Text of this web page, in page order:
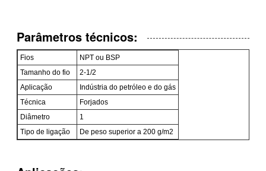
Parâmetros técnicos:
Fios
NPT ou BSP
Tamanho do fio
2-1/2
Aplicação
Indústria do petróleo e do gás
Técnica
Forjados
Diâmetro
1
Tipo de ligação
De peso superior a 200 g/m2